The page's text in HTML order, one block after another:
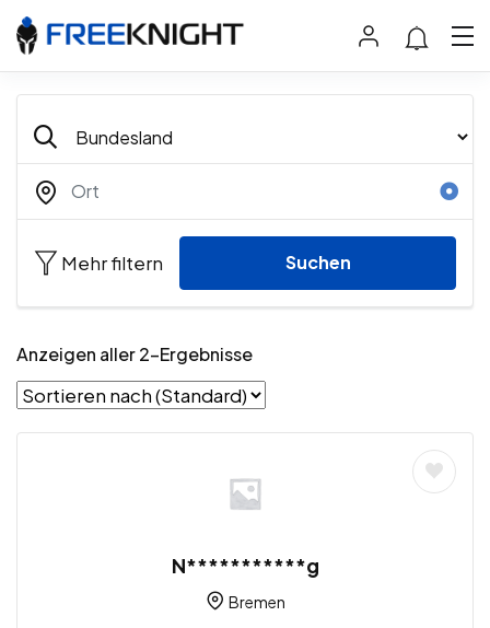
Mehr filtern Suchen
Anzeigen aller 2-Ergebnisse
N***********g
Bremen